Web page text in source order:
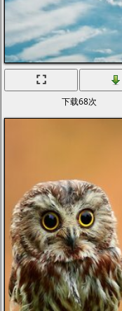
下载68次